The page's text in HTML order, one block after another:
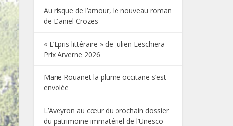
Au risque de l’amour, le nouveau roman
de Daniel Crozes
« L’Epris littéraire » de Julien Leschiera
Prix Arverne 2026
Marie Rouanet la plume occitane s’est
envolée
L’Aveyron au cœur du prochain dossier
du patrimoine immatériel de l’Unesco